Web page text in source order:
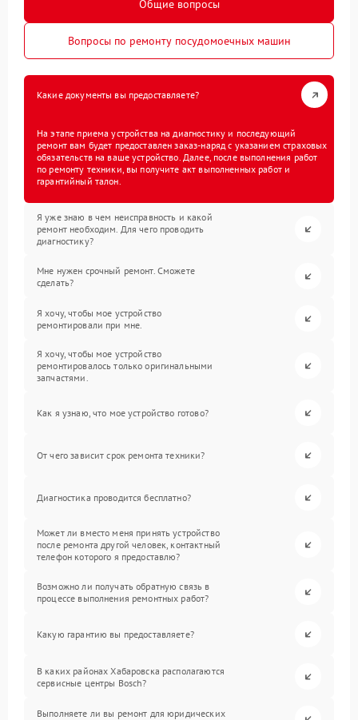
Общие вопросы
Вопросы по ремонту посудомоечных машин
Какие документы вы предоставляете?
На этапе приема устройства на диагностику и последующий
ремонт вам будет предоставлен заказ-наряд с указанием страховых
обязательств на ваше устройство. Далее, после выполнения работ
по ремонту техники, вы получите акт выполненных работ и
гарантийный талон.
Я уже знаю в чем неисправность и какой
ремонт необходим. Для чего проводить
диагностику?
Мне нужен срочный ремонт. Сможете
сделать?
Я хочу, чтобы мое устройство
ремонтировали при мне.
Я хочу, чтобы мое устройство
ремонтировалось только оригинальными
запчастями.
Как я узнаю, что мое устройство готово?
От чего зависит срок ремонта техники?
Диагностика проводится бесплатно?
Может ли вместо меня принять устройство
после ремонта другой человек, контактный
телефон которого я предоставлю?
Возможно ли получать обратную связь в
процессе выполнения ремонтных работ?
Какую гарантию вы предоставляете?
В каких районах Хабаровска располагаются
сервисные центры Bosch?
Выполняете ли вы ремонт для юридических